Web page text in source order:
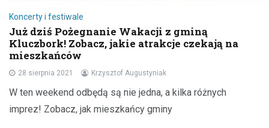
Koncerty i festiwale
Już dziś Pożegnanie Wakacji z gminą
Kluczbork! Zobacz, jakie atrakcje czekają na
mieszkańców
28 sierpnia 2021 Krzysztof Augustyniak
W ten weekend odbędą są nie jedna, a kilka różnych
imprez! Zobacz, jak mieszkańcy gminy